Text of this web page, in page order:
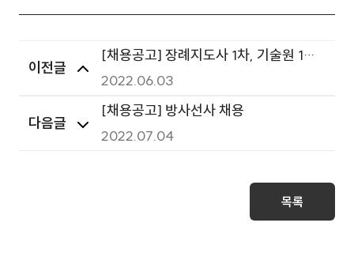
이전글
[채용공고] 장례지도사 1차, 기술원 1차,
사무보조원 2차
2022.06.03
다음글
[채용공고] 방사선사 채용
2022.07.04
목록